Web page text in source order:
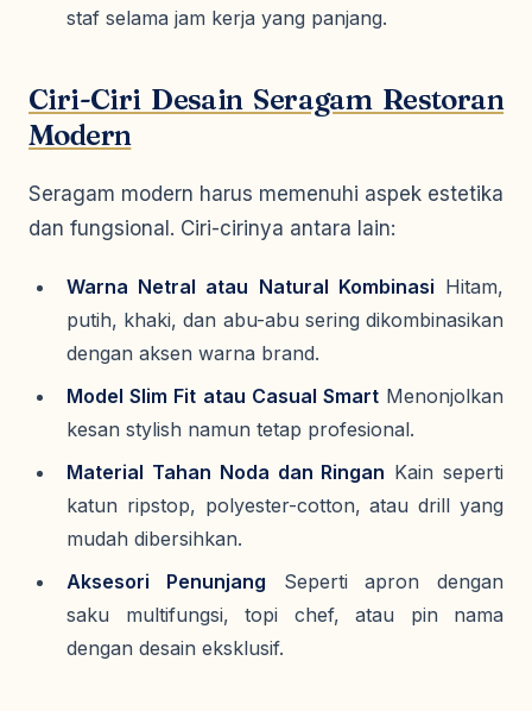
staf selama jam kerja yang panjang.
Ciri-Ciri Desain Seragam Restoran
Modern
Seragam modern harus memenuhi aspek estetika
dan fungsional. Ciri-cirinya antara lain:
Warna Netral atau Natural Kombinasi Hitam,
putih, khaki, dan abu-abu sering dikombinasikan
dengan aksen warna brand.
Model Slim Fit atau Casual SmartMenonjolkan
kesan stylish namun tetap profesional.
Material Tahan Noda dan Ringan Kain seperti
katun ripstop, polyester-cotton, atau drill yang
mudah dibersihkan.
Aksesori Penunjang Seperti apron dengan
saku multifungsi, topi chef, atau pin nama
dengan desain eksklusif.